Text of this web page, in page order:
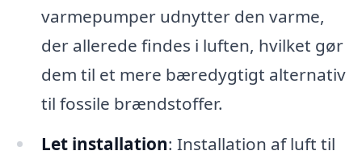
varmepumper udnytter den varme,
der allerede findes i luften, hvilket gør
dem til et mere bæredygtigt alternativ
til fossile brændstoffer.
Let installation: Installation af luft til